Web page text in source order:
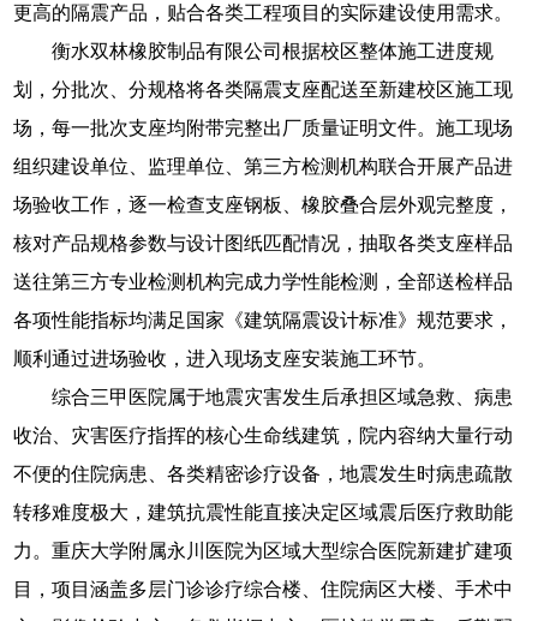
更高的隔震产品，贴合各类工程项目的实际建设使用需求。
衡水双林橡胶制品有限公司根据校区整体施工进度规
划，分批次、分规格将各类隔震支座配送至新建校区施工现
场，每一批次支座均附带完整出厂质量证明文件。施工现场
组织建设单位、监理单位、第三方检测机构联合开展产品进
场验收工作，逐一检查支座钢板、橡胶叠合层外观完整度，
核对产品规格参数与设计图纸匹配情况，抽取各类支座样品
送往第三方专业检测机构完成力学性能检测，全部送检样品
各项性能指标均满足国家《建筑隔震设计标准》规范要求，
顺利通过进场验收，进入现场支座安装施工环节。
综合三甲医院属于地震灾害发生后承担区域急救、病患
收治、灾害医疗指挥的核心生命线建筑，院内容纳大量行动
不便的住院病患、各类精密诊疗设备，地震发生时病患疏散
转移难度极大，建筑抗震性能直接决定区域震后医疗救助能
力。重庆大学附属永川医院为区域大型综合医院新建扩建项
目，项目涵盖多层门诊诊疗综合楼、住院病区大楼、手术中